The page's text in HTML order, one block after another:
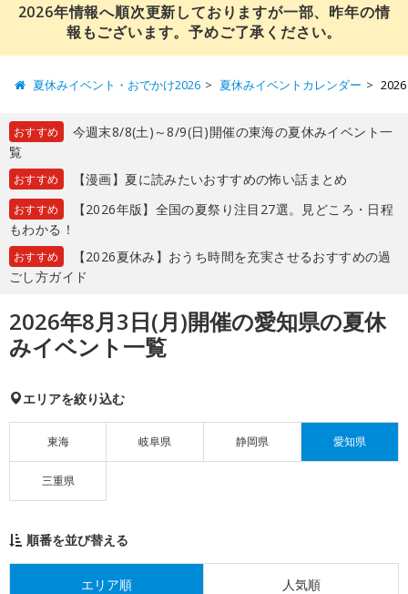
2026年情報へ順次更新しておりますが一部、昨年の情
報もございます。予めご了承ください。
夏休みイベント・おでかけ2026 夏休みイベントカレンダー
おすすめ
今週末8/8(土)～8/9(日)開催の東海の夏休みイベント一
覧
おすすめ 【漫画】夏に読みたいおすすめの怖い話まとめ
おすすめ
【2026年版】全国の夏祭り注目27選。見どころ・日程
もわかる！
おすすめ
【2026夏休み】おうち時間を充実させるおすすめの過
ごし方ガイド
2026年8月3日(月)開催の愛知県の夏休
みイベント一覧
エリアを絞り込む
東海 岐阜県 静岡県 愛知県
三重県
順番を並び替える
エリア順 人気順